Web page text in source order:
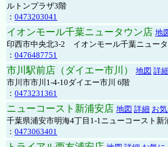
ルトンプラザ3階
： 0473203041
イオンモール千葉ニュータウン店 地
印西市中央北3-2 イオンモール千葉ニュー
： 0476487751
市川駅前店（ダイエー市川） 地図 詳細
市川市市川1-4-10ダイエー市川 6階
： 0473231361
ニューコースト新浦安店 地図 詳細 お
千葉県浦安市明海4丁目1-1ニューコースト新
： 0473063401